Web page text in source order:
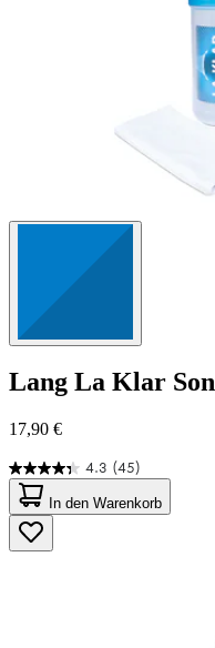
Lang La Klar
17,90 €
4.3 (45)
4.3
von
5
Sternen.
45
In den Warenkorb